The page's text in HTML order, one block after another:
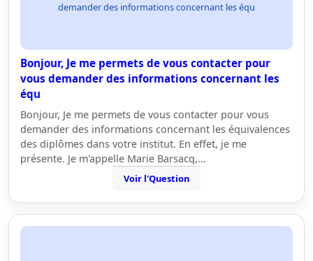
demander des informations concernant les équ
Bonjour, Je me permets de vous contacter pour
vous demander des informations concernant les
équ
Bonjour, Je me permets de vous contacter pour vous
demander des informations concernant les équivalences
des diplômes dans votre institut. En effet, je me
présente. Je m'appelle Marie Barsacq,…
Voir l'Question